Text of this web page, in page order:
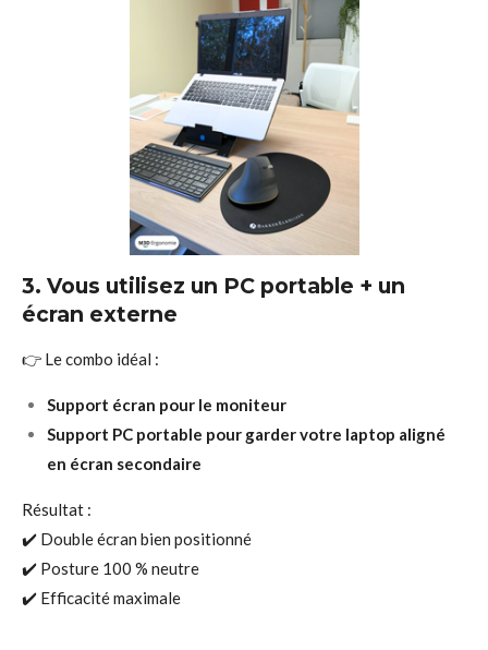
3. Vous utilisez un PC portable + un
écran externe
👉 Le combo idéal :
Support écran pour le moniteur
Support PC portable pour garder votre laptop aligné
en écran secondaire
Résultat :
✔️ Double écran bien positionné
✔️ Posture 100 % neutre
✔️ Efficacité maximale